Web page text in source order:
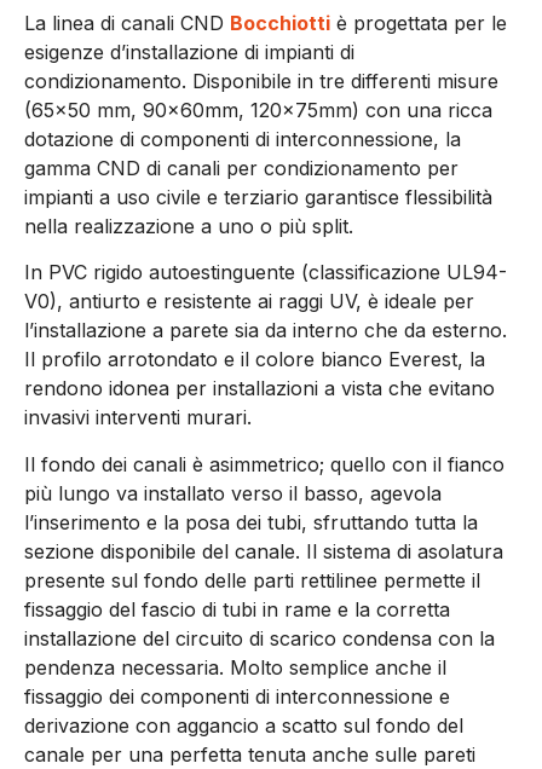
La linea di canali CND Bocchiotti è progettata per le
esigenze d’installazione di impianti di
condizionamento. Disponibile in tre differenti misure
(65×50 mm, 90x60mm, 120x75mm) con una ricca
dotazione di componenti di interconnessione, la
gamma CND di canali per condizionamento per
impianti a uso civile e terziario garantisce flessibilità
nella realizzazione a uno o più split.
In PVC rigido autoestinguente (classificazione UL94-
V0), antiurto e resistente ai raggi UV, è ideale per
l’installazione a parete sia da interno che da esterno.
Il profilo arrotondato e il colore bianco Everest, la
rendono idonea per installazioni a vista che evitano
invasivi interventi murari.
Il fondo dei canali è asimmetrico; quello con il fianco
più lungo va installato verso il basso, agevola
l’inserimento e la posa dei tubi, sfruttando tutta la
sezione disponibile del canale. Il sistema di asolatura
presente sul fondo delle parti rettilinee permette il
fissaggio del fascio di tubi in rame e la corretta
installazione del circuito di scarico condensa con la
pendenza necessaria. Molto semplice anche il
fissaggio dei componenti di interconnessione e
derivazione con aggancio a scatto sul fondo del
canale per una perfetta tenuta anche sulle pareti